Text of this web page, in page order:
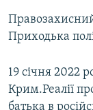
Приходька
19 січня 2022
Крим.Реалії
батька в